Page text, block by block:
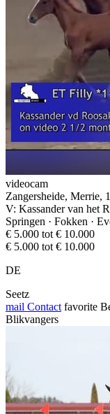
videocam
Zangersheide, Merrie,
V: Kassander van het
Springen · Fokken ·
€ 5.000 tot € 10.000
€ 5.000 tot € 10.000
DE
Seetz
mail Contact favorite
Blikvangers